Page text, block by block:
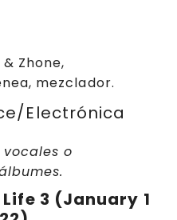
Zhone,
mezclador.
Electrónica
o
3 (January 1